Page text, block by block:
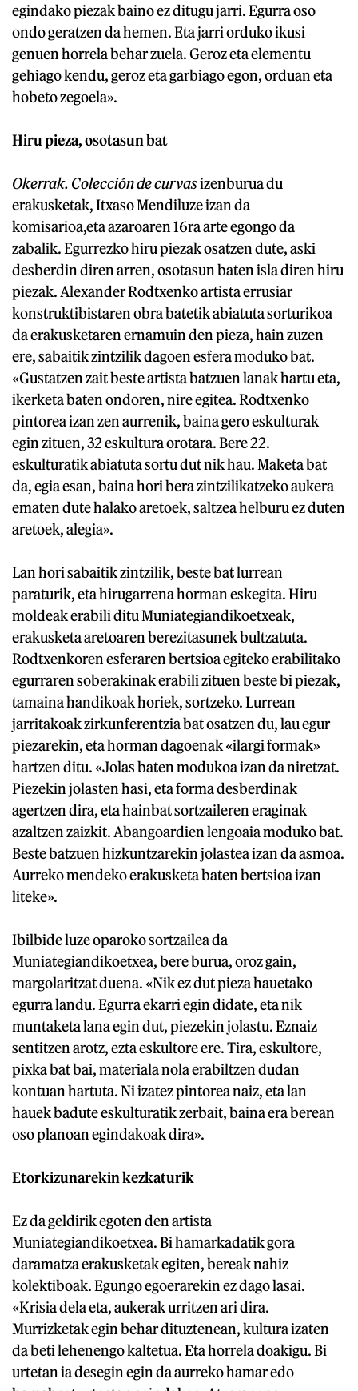
egindako piezak baino ez ditugu jarri. Egurra oso
ondo geratzen da hemen. Eta jarri orduko ikusi
genuen horrela behar zuela. Geroz eta elementu
gehiago kendu, geroz eta garbiago egon, orduan eta
hobeto zegoela».
Hiru pieza, osotasun bat
Okerrak. Colección de curvasizenburua du
erakusketak, Itxaso Mendiluze izan da
komisarioa,eta azaroaren 16ra arte egongo da
zabalik. Egurrezko hiru piezak osatzen dute, aski
desberdin diren arren, osotasun baten isla diren hiru
piezak. Alexander Rodtxenko artista errusiar
konstruktibistaren obra batetik abiatuta sorturikoa
da erakusketaren ernamuin den pieza, hain zuzen
ere, sabaitik zintzilik dagoen esfera moduko bat.
«Gustatzen zait beste artista batzuen lanak hartu eta,
ikerketa baten ondoren, nire egitea. Rodtxenko
pintorea izan zen aurrenik, baina gero eskulturak
egin zituen, 32 eskultura orotara. Bere 22.
eskulturatik abiatuta sortu dut nik hau. Maketa bat
da, egia esan, baina hori bera zintzilikatzeko aukera
ematen dute halako aretoek, saltzea helburu ez duten
aretoek, alegia».
Lan hori sabaitik zintzilik, beste bat lurrean
paraturik, eta hirugarrena horman eskegita. Hiru
moldeak erabili ditu Muniategiandikoetxeak,
erakusketa aretoaren berezitasunek bultzatuta.
Rodtxenkoren esferaren bertsioa egiteko erabilitako
egurraren soberakinak erabili zituen beste bi piezak,
tamaina handikoak horiek, sortzeko. Lurrean
jarritakoak zirkunferentzia bat osatzen du, lau egur
piezarekin, eta horman dagoenak «ilargi formak»
hartzen ditu. «Jolas baten modukoa izan da niretzat.
Piezekin jolasten hasi, eta forma desberdinak
agertzen dira, eta hainbat sortzaileren eraginak
azaltzen zaizkit. Abangoardien lengoaia moduko bat.
Beste batzuen hizkuntzarekin jolastea izan da asmoa.
Aurreko mendeko erakusketa baten bertsioa izan
liteke».
Ibilbide luze oparoko sortzailea da
Muniategiandikoetxea, bere burua, oroz gain,
margolaritzat duena. «Nik ez dut pieza hauetako
egurra landu. Egurra ekarri egin didate, eta nik
muntaketa lana egin dut, piezekin jolastu. Eznaiz
sentitzen arotz, ezta eskultore ere. Tira, eskultore,
pixka bat bai, materiala nola erabiltzen dudan
kontuan hartuta. Ni izatez pintorea naiz, eta lan
hauek badute eskulturatik zerbait, baina era berean
oso planoan egindakoak dira».
Etorkizunarekin kezkaturik
Ez da geldirik egoten den artista
Muniategiandikoetxea. Bi hamarkadatik gora
daramatza erakusketak egiten, bereak nahiz
kolektiboak. Egungo egoerarekin ez dago lasai.
«Krisia dela eta, aukerak urritzen ari dira.
Murrizketak egin behar dituztenean, kultura izaten
da beti lehenengo kaltetua. Eta horrela doakigu. Bi
urtetan ia desegin egin da aurreko hamar edo